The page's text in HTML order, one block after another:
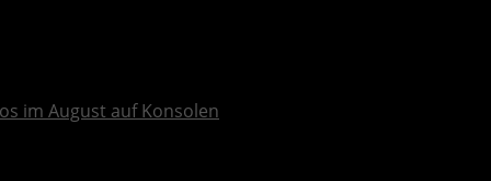
im August auf Konsolen